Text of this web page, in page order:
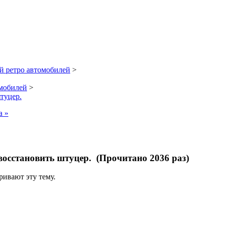
ретро автомобилей >
>
»
штуцер. (Прочитано 2036 раз)
эту тему.